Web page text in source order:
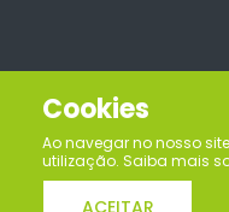
Cookies
Ao navegar no nosso
utilização. Saiba mais
ACEITAR